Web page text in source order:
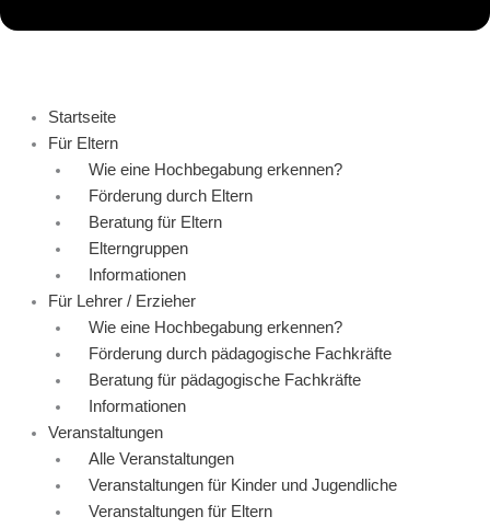
Startseite
Für Eltern
Wie eine Hochbegabung erkennen?
Förderung durch Eltern
Beratung für Eltern
Elterngruppen
Informationen
Für Lehrer / Erzieher
Wie eine Hochbegabung erkennen?
Förderung durch pädagogische Fachkräfte
Beratung für pädagogische Fachkräfte
Informationen
Veranstaltungen
Alle Veranstaltungen
Veranstaltungen für Kinder und Jugendliche
Veranstaltungen für Eltern